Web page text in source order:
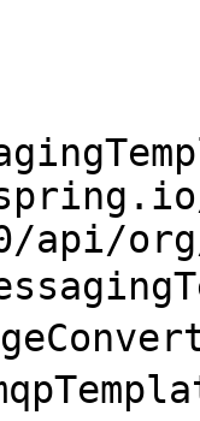
api/